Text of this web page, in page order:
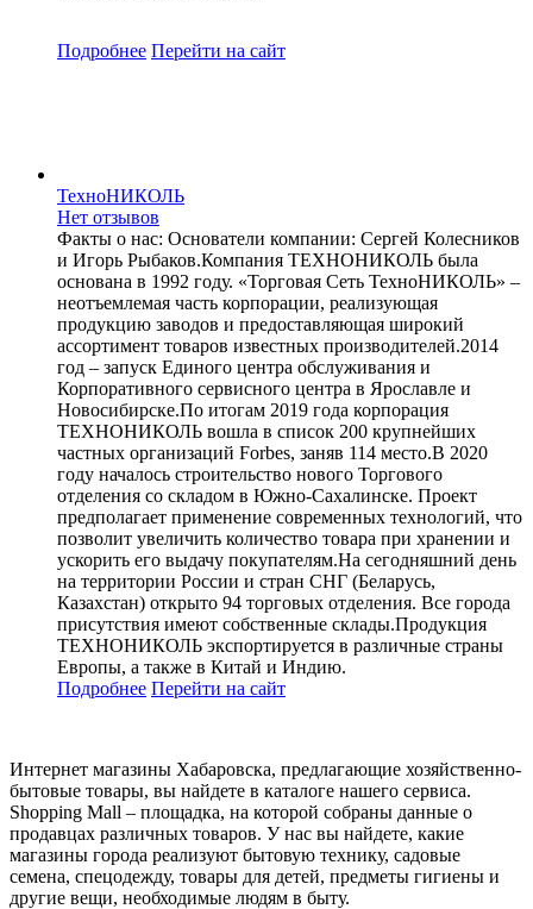
Подробнее Перейти на сайт
ТехноНИКОЛЬ
Нет отзывов
Факты о нас: Основатели компании: Сергей Колесников
и Игорь Рыбаков.Компания ТЕХНОНИКОЛЬ была
основана в 1992 году. «Торговая Сеть ТехноНИКОЛЬ» –
неотъемлемая часть корпорации, реализующая
продукцию заводов и предоставляющая широкий
ассортимент товаров известных производителей.2014
год – запуск Единого центра обслуживания и
Корпоративного сервисного центра в Ярославле и
Новосибирске.По итогам 2019 года корпорация
ТЕХНОНИКОЛЬ вошла в список 200 крупнейших
частных организаций Forbes, заняв 114 место.В 2020
году началось строительство нового Торгового
отделения со складом в Южно-Сахалинске. Проект
предполагает применение современных технологий, что
позволит увеличить количество товара при хранении и
ускорить его выдачу покупателям.На сегодняшний день
на территории России и стран СНГ (Беларусь,
Казахстан) открыто 94 торговых отделения. Все города
присутствия имеют собственные склады.Продукция
ТЕХНОНИКОЛЬ экспортируется в различные страны
Европы, а также в Китай и Индию.
Подробнее Перейти на сайт
Интернет магазины Хабаровска, предлагающие хозяйственно-
бытовые товары, вы найдете в каталоге нашего сервиса.
Shopping Mall – площадка, на которой собраны данные о
продавцах различных товаров. У нас вы найдете, какие
магазины города реализуют бытовую технику, садовые
семена, спецодежду, товары для детей, предметы гигиены и
другие вещи, необходимые людям в быту.